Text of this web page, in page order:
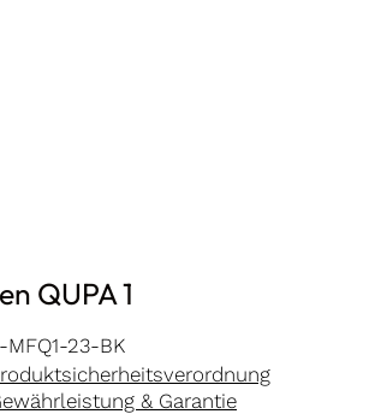
QUPA 1
MFQ1-23-BK
& Garantie